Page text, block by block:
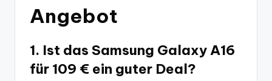
Angebot
1. Ist das Samsung Galaxy A16
für 109 € ein guter Deal?